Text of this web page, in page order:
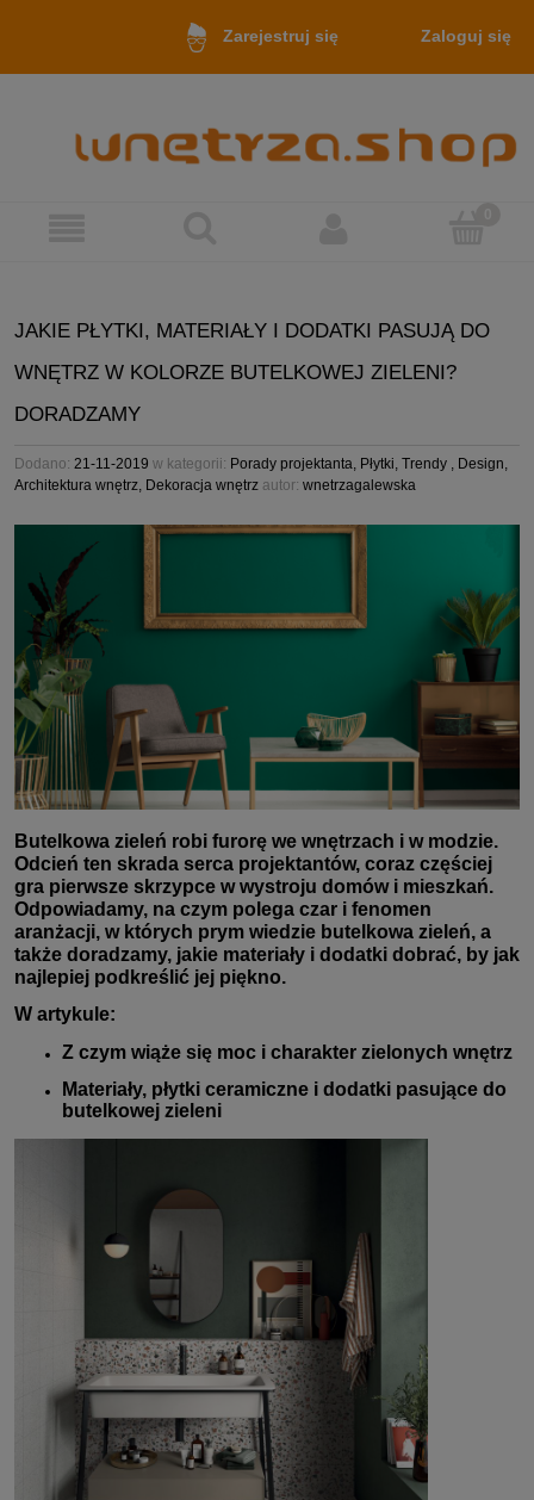
Zarejestruj się Zaloguj się
JAKIE PŁYTKI, MATERIAŁY I DODATKI PASUJĄ DO
WNĘTRZ W KOLORZE BUTELKOWEJ ZIELENI?
DORADZAMY
Dodano: 21-11-2019 w kategorii: Porady projektanta, Płytki, Trendy , Design,
Architektura wnętrz, Dekoracja wnętrz autor: wnetrzagalewska
Butelkowa zieleń robi furorę we wnętrzach i w modzie.
Odcień ten skrada serca projektantów, coraz częściej
gra pierwsze skrzypce w wystroju domów i mieszkań.
Odpowiadamy, na czym polega czar i fenomen
aranżacji, w których prym wiedzie butelkowa zieleń, a
także doradzamy, jakie materiały i dodatki dobrać, by jak
najlepiej podkreślić jej piękno.
W artykule:
Z czym wiąże się moc i charakter zielonych wnętrz
Materiały, płytki ceramiczne i dodatki pasujące do
butelkowej zieleni